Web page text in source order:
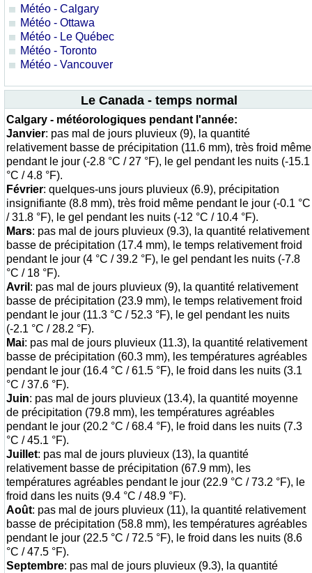
Météo - Calgary
Météo - Ottawa
Météo - Le Québec
Météo - Toronto
Météo - Vancouver
Le Canada - temps normal
Calgary - météorologiques pendant l'année:
Janvier: pas mal de jours pluvieux (9), la quantité
relativement basse de précipitation (11.6 mm), très froid même
pendant le jour (-2.8 °C / 27 °F), le gel pendant les nuits (-15.1
°C / 4.8 °F).
Février: quelques-uns jours pluvieux (6.9), précipitation
insignifiante (8.8 mm), très froid même pendant le jour (-0.1 °C
/ 31.8 °F), le gel pendant les nuits (-12 °C / 10.4 °F).
Mars: pas mal de jours pluvieux (9.3), la quantité relativement
basse de précipitation (17.4 mm), le temps relativement froid
pendant le jour (4 °C / 39.2 °F), le gel pendant les nuits (-7.8
°C / 18 °F).
Avril : pas mal de jours pluvieux (9), la quantité relativement
basse de précipitation (23.9 mm), le temps relativement froid
pendant le jour (11.3 °C / 52.3 °F), le gel pendant les nuits
(-2.1 °C / 28.2 °F).
Mai: pas mal de jours pluvieux (11.3), la quantité relativement
basse de précipitation (60.3 mm), les températures agréables
pendant le jour (16.4 °C / 61.5 °F), le froid dans les nuits (3.1
°C / 37.6 °F).
Juin: pas mal de jours pluvieux (13.4), la quantité moyenne
de précipitation (79.8 mm), les températures agréables
pendant le jour (20.2 °C / 68.4 °F), le froid dans les nuits (7.3
°C / 45.1 °F).
Juillet: pas mal de jours pluvieux (13), la quantité
relativement basse de précipitation (67.9 mm), les
températures agréables pendant le jour (22.9 °C / 73.2 °F), le
froid dans les nuits (9.4 °C / 48.9 °F).
Août: pas mal de jours pluvieux (11), la quantité relativement
basse de précipitation (58.8 mm), les températures agréables
pendant le jour (22.5 °C / 72.5 °F), le froid dans les nuits (8.6
°C / 47.5 °F).
Septembre: pas mal de jours pluvieux (9.3), la quantité